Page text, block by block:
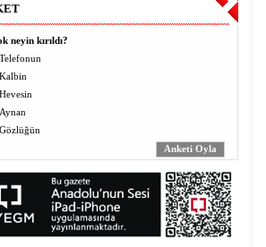
Vermek (Mahbo) ve Almak
(Masbo): Anlayış ve Bilinç
Mahabat İskenderoğlu
TAVUKLAR İŞLERİNİ İHMAL
EDİNCE
Mecit Akgül
neyin kırıldı?
Telefonun
Kalbin
Hevesin
Aynan
Gözlüğün